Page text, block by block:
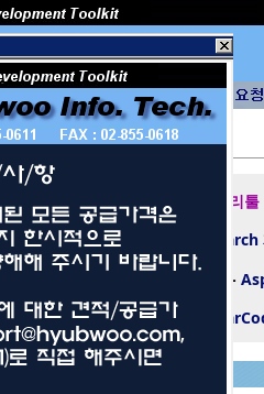
제반 데이타베이스 개발 및 관리툴
텍스트 검색 엔진 도
dtSearch
-
1D/2D 바코드 생성 SDK